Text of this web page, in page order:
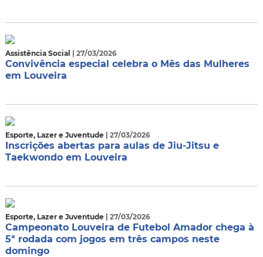
Assistência Social | 27/03/2026
Convivência especial celebra o Mês das Mulheres
em Louveira
Esporte, Lazer e Juventude | 27/03/2026
Inscrições abertas para aulas de Jiu-Jitsu e
Taekwondo em Louveira
Esporte, Lazer e Juventude | 27/03/2026
Campeonato Louveira de Futebol Amador chega à
5ª rodada com jogos em três campos neste
domingo